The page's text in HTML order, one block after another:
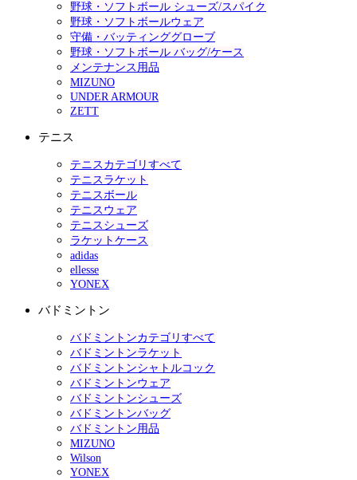
野球・ソフトボール シューズ/スパイク
野球・ソフトボールウェア
守備・バッティンググローブ
野球・ソフトボール バッグ/ケース
メンテナンス用品
MIZUNO
UNDER ARMOUR
ZETT
テニス
テニスカテゴリすべて
テニスラケット
テニスボール
テニスウェア
テニスシューズ
ラケットケース
adidas
ellesse
YONEX
バドミントン
バドミントンカテゴリすべて
バドミントンラケット
バドミントンシャトルコック
バドミントンウェア
バドミントンシューズ
バドミントンバッグ
バドミントン用品
MIZUNO
Wilson
YONEX